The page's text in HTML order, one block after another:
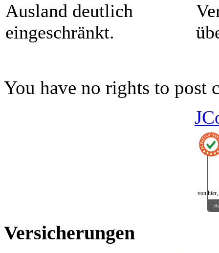
Ausland deutlich
eingeschränkt.
You have no rights to post
von hier,
Versicherungen